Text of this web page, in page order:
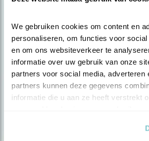
We gebruiken cookies om content en
personaliseren, om functies voor
en om ons websiteverkeer te
informatie over uw gebruik van onze
partners voor social media, adverteren
partners kunnen deze gegevens
informatie die u aan ze heeft verstrekt